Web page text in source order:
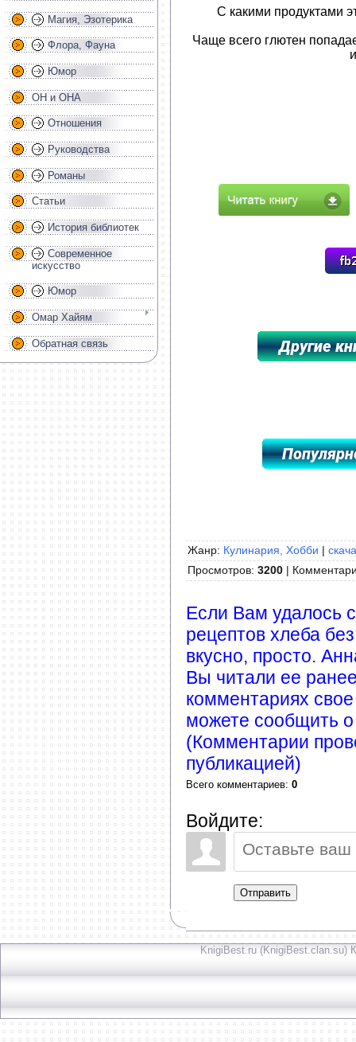
Магия, Эзотерика
Флора, Фауна
Юмор
ОН и ОНА
Отношения
Руководства
Романы
Статьи
История библиотек
Современное
искусство
Юмор
Омар Хайям
Обратная связь
С какими продуктами
Чаще всего глютен
Жанр: Кулинария, Хобби |
Просмотров: 3200 |
Если Вам удалось
рецептов хлеба
вкусно, просто.
Вы читали ее
комментариях
можете сообщить
(Комментарии
публикацией)
Всего комментариев: 0
Войдите:
Отправить
KnigiBest.ru (KnigiBest.clan.su)